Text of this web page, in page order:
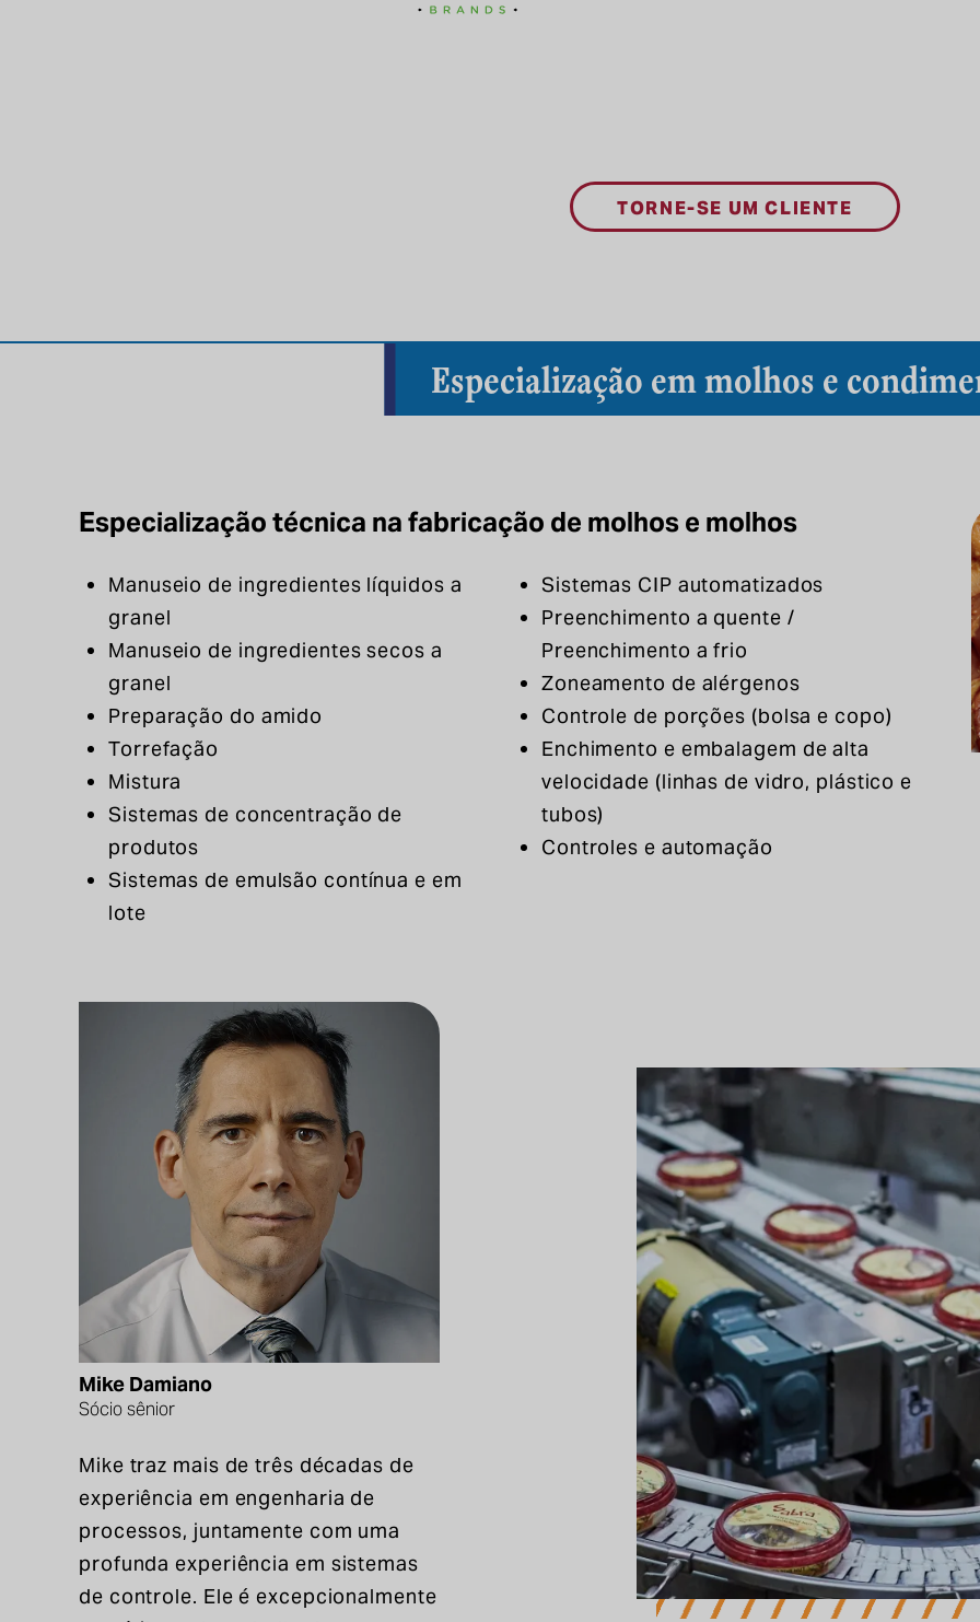
TORNE-SE UM CLIENTE
Especialização em molhos e
Especialização técnica na fabricação de molhos e molhos
Manuseio de ingredientes líquidos a
granel
Manuseio de ingredientes secos a
granel
Preparação do amido
Torrefação
Mistura
Sistemas de concentração de
produtos
Sistemas de emulsão contínua e em
lote
Sistemas CIP automatizados
Preenchimento a quente /
Preenchimento a frio
Zoneamento de alérgenos
Controle de porções (bolsa e copo)
Enchimento e embalagem de alta
velocidade (linhas de vidro, plástico e
tubos)
Controles e automação
Mike Damiano
Sócio sênior
Mike traz mais de três décadas de
experiência em engenharia de
processos, juntamente com uma
profunda experiência em sistemas
de controle. Ele é excepcionalmente